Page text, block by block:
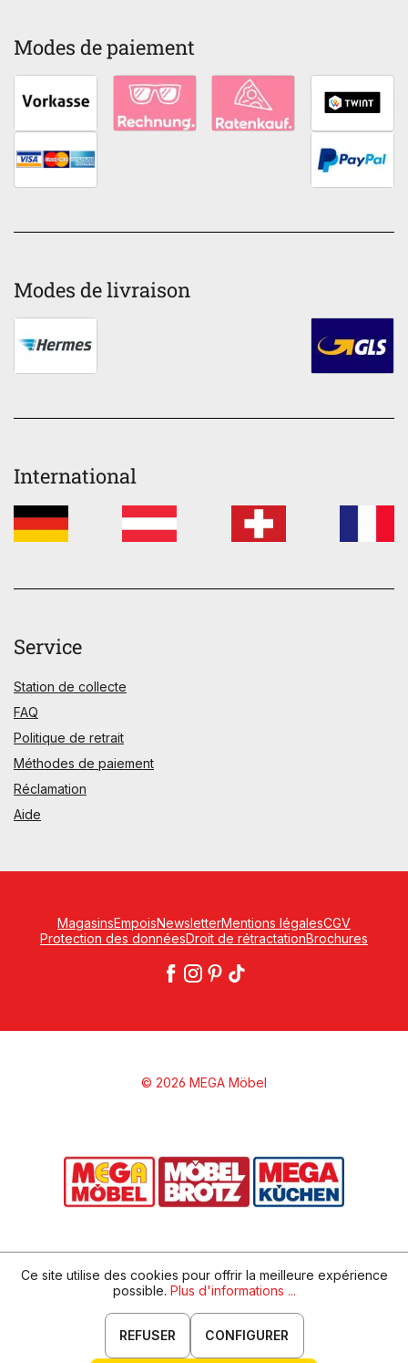
Modes de paiement
Modes de livraison
International
Service
Station de collecte
FAQ
Politique de retrait
Méthodes de paiement
Réclamation
Aide
MagasinsEmpoisNewsletterMentions légalesCGV
Protection des donnéesDroit de rétractationBrochures
© 2026 MEGA Möbel
Ce site utilise des cookies pour offrir la meilleure expérience
possible. Plus d'informations ...
REFUSER CONFIGURER